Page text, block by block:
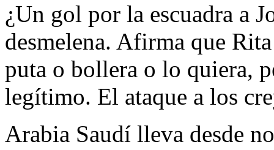
¿Un gol por la escuadra a
desmelena. Afirma que
puta o bollera o lo quiera,
legítimo. El ataque a los
Arabia Saudí lleva desde